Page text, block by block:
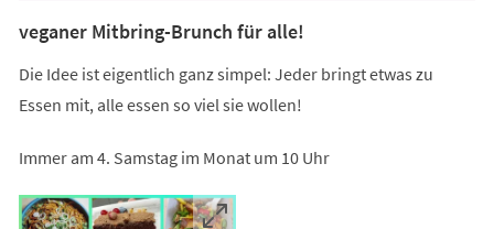
veganer Mitbring-Brunch für alle!
Die Idee ist eigentlich ganz simpel: Jeder bringt etwas zu
Essen mit, alle essen so viel sie wollen!
Immer am 4. Samstag im Monat um 10 Uhr